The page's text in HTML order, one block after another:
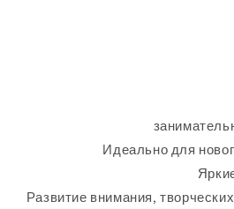
Идеально для
Развитие внимания,